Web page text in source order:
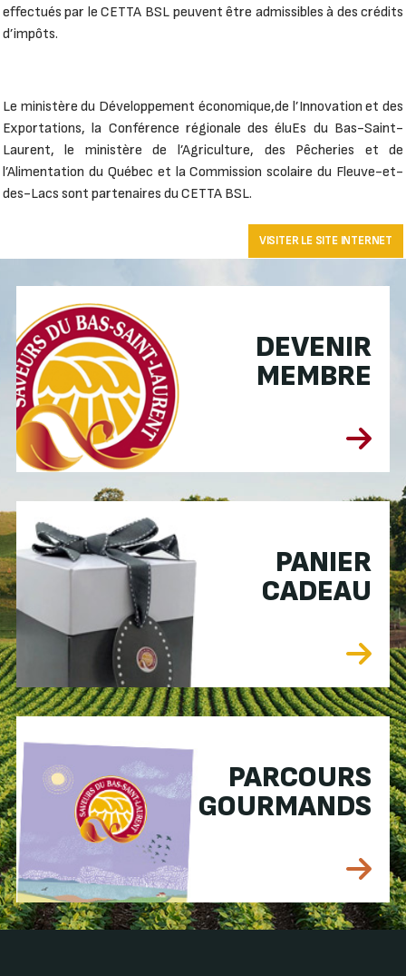
effectués par le CETTA BSL peuvent être admissibles à des crédits
d’impôts.
Le ministère du Développement économique,de l’Innovation et des
Exportations, la Conférence régionale des éluEs du Bas-Saint-
Laurent, le ministère de l’Agriculture, des Pêcheries et de
l’Alimentation du Québec et la Commission scolaire du Fleuve-et-
des-Lacs sont partenaires du CETTA BSL.
VISITER LE SITE INTERNET
DEVENIR
MEMBRE
PANIER
CADEAU
PARCOURS
GOURMANDS